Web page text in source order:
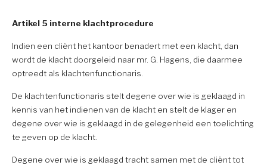
Artikel 5 interne klachtprocedure
Indien een cliënt het kantoor benadert met een klacht, dan
wordt de klacht doorgeleid naar mr. G. Hagens, die daarmee
optreedt als klachtenfunctionaris.
De klachtenfunctionaris stelt degene over wie is geklaagd in
kennis van het indienen van de klacht en stelt de klager en
degene over wie is geklaagd in de gelegenheid een toelichting
te geven op de klacht.
Degene over wie is geklaagd tracht samen met de cliënt tot